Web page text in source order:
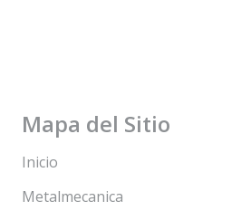
Mapa del Sitio
Inicio
Metalmecanica